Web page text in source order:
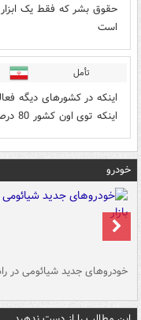
حقوق بشر که فقط یک
است
تأمل
اینکه در کشورهای دیگه
اینکه توی اون کشور 80 درصد قتل رو کاهش داده و این یعنی موفقیت.
خودرو
خودروهای جدید شیائومی در راه